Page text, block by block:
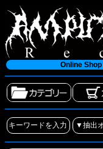
Online Shop